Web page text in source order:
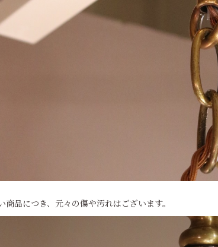
商品につき、元々の傷や汚れはございます。